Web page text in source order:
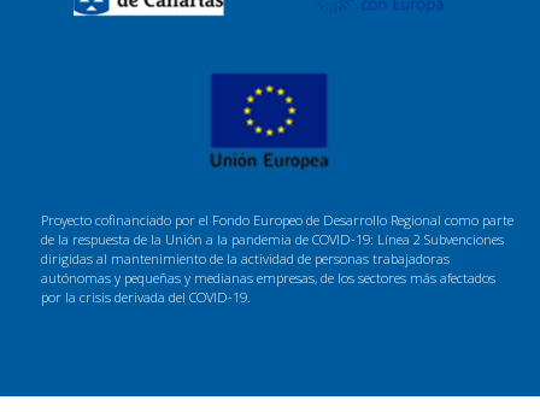
Proyecto cofinanciado por el Fondo Europeo de Desarrollo Regional como parte
de la respuesta de la Unión a la pandemia de COVID-19: Línea 2 Subvenciones
dirigidas al mantenimiento de la actividad de personas trabajadoras
autónomas y pequeñas y medianas empresas, de los sectores más afectados
por la crisis derivada del COVID-19.